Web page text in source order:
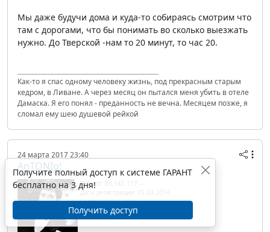
Мы даже будучи дома и куда-то собираясь смотрим что
там с дорогами, что бы понимать во сколько выезжать
нужно. До Тверской -нам то 20 минут, то час 20.
Как-то я спас одному человеку жизнь, под прекрасным старым
кедром, в Ливане. А через месяц он пытался меня убить в отеле
Дамаска. Я его понял - преданность не вечна. Месяцем позже, я
сломал ему шею душевой рейкой
24 марта 2017 23:40
AnTONIo!
IP/Host: 85.141.117.---
Дата регистрации: 05.03.2014
Сообщений: 5 484
Получите полный доступ к системе ГАРАНТ
бесплатно на 3 дня!
Получить доступ